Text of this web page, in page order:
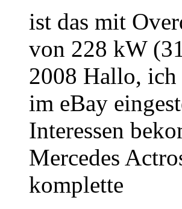
ist das mit
von 228 kW
2008 Hallo, ich
im eBay
Interessen
Mercedes
komplette